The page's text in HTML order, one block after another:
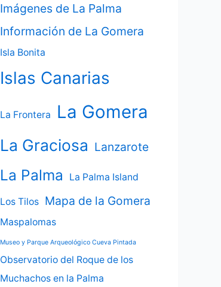
Imágenes de La Palma
Información de La Gomera
Isla Bonita
Islas Canarias
La Frontera La Gomera
La Graciosa Lanzarote
La Palma La Palma Island
Los Tilos Mapa de la Gomera
Maspalomas
Museo y Parque Arqueológico Cueva Pintada
Observatorio del Roque de los
Muchachos en la Palma